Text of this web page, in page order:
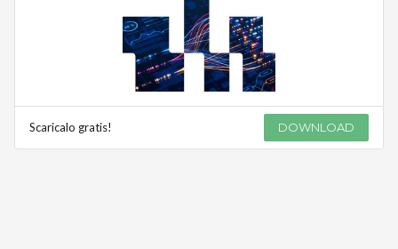
Scaricalo gratis! DOWNLOAD